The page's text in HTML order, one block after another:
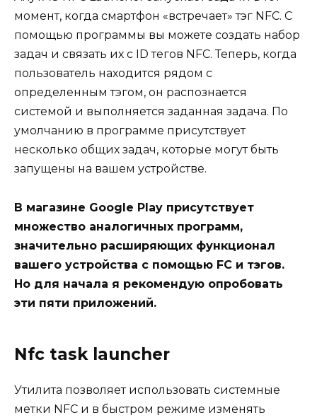
момент, когда смартфон «встречает» тэг NFC. С
помощью программы вы можете создать набор
задач и связать их с ID тегов NFC. Теперь, когда
пользователь находится рядом с
определенным тэгом, он распознается
системой и выполняется заданная задача. По
умолчанию в программе присутствует
несколько общих задач, которые могут быть
запущены на вашем устройстве.
В магазине Google Play присутствует
множество аналогичных программ,
значительно расширяющих функционал
вашего устройства с помощью FC и тэгов.
Но для начала я рекомендую опробовать
эти пяти приложений.
Nfc task launcher
Утилита позволяет использовать системные
метки NFC и в быстром режиме изменять